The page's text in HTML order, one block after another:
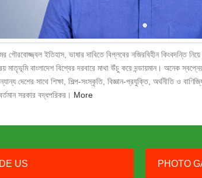
গৌরবোজ্জ্বল ইতিহাস, ভাষার দাবিতে বিপ্লবের নজিরবিহীন কিংবদন্তি
মাতৃভূমি বাংলাদেশ বিশ্বের দরবারে মাথা উঁচু করে দন্ডায়মান। অনেক
দেশের সাথে শিক্ষা, শিল্প-সংস্কৃতি, বিজ্ঞান-প্রযুক্তি, অর্থনীতি ও
সরকার বদ্ধপরিকর। More
US PHOTO